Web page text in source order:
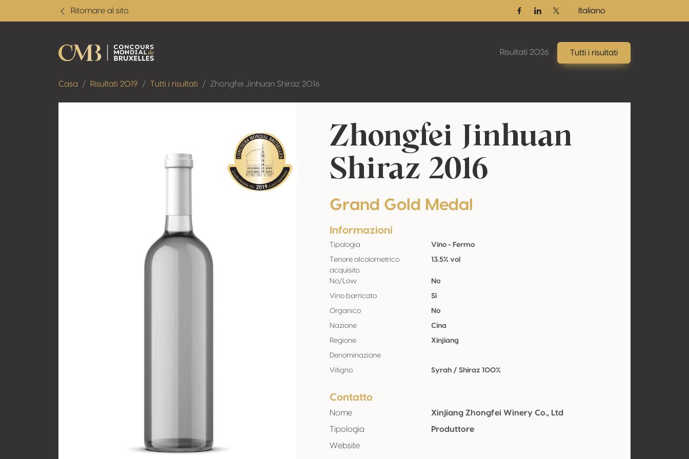
Ritornare al sito
FacebookLinkedinTwitter / X
Italiano
Risultati 2026 Tutti i risultati
Casa Risultati 2019 Tutti i risultati Zhongfei Jinhuan Shiraz 2016
Zhongfei Jinhuan
Shiraz 2016
Grand Gold Medal
Informazioni
Tipologia Vino - Fermo
Tenore alcolometrico
acquisito
13.5% vol
No/Low No
Vino barricato Sì
Organico No
Nazione Cina
Regione Xinjiang
Denominazione
Vitigno Syrah / Shiraz 100%
Contatto
Nome
Xinjiang Zhongfei Winery Co., Ltd
Tipologia
Produttore
Website